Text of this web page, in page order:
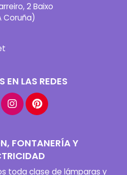
2 Baixo
Coruña)
EN LAS REDES
FONTANERÍA Y
toda clase de lámparas y